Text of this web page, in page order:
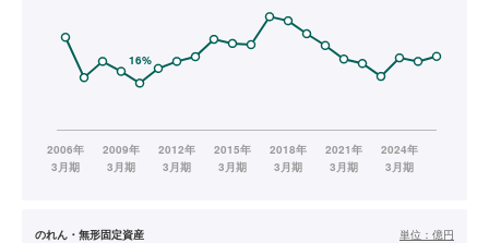
のれん・無形固定資産 単位： 億円